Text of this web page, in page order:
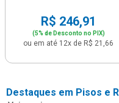
R$ 246,91
(5% de Desconto no PIX)
ou em até 12x de R$ 21,66
Destaques em Pisos e